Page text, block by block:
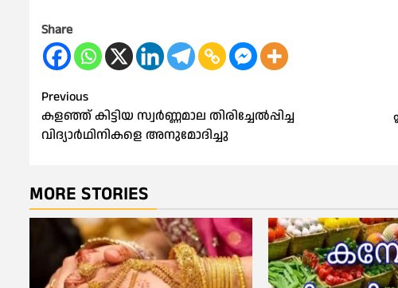
Share
Post
navigation
Previous
കളഞ്ഞ് കിട്ടിയ സ്വർണ്ണമാല തിരിച്ചേൽപ്പിച്ച
വിദ്യാർഥിനികളെ അനുമോദിച്ചു
MORE STORIES